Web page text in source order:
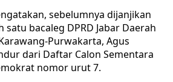
sebelumnya dijanjikan
bacaleg DPRD Jabar Daerah
Purwakarta, Agus
dari Daftar Calon Sementara
nomor urut 7.